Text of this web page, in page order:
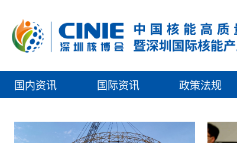
国内资讯 国际资讯 政策法规